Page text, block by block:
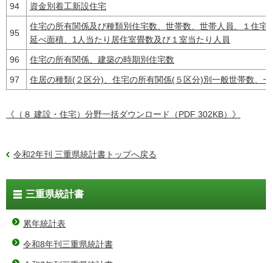
94 資金別着工新設住宅
95
住宅の所有関係及び種類別住宅数、世帯数、世帯人員、１住
延べ面積、1人当たり居住室畳数及び１室当たり人員
96 住宅の所有関係、建築の時期別住宅数
97 住居の種類(２区分)、住宅の所有関係(５区分)別一般世帯数、
《（８ 建設・住宅）分野一括ダウンロード（PDF 302KB）》
令和2年刊 三重県統計書トップへ戻る
三重県統計書
累年統計表
令和8年刊三重県統計書